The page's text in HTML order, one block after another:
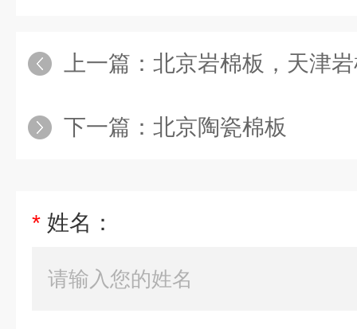
上一篇： 北京岩棉板，天津岩棉板，河北
下一篇： 北京陶瓷棉板
* 姓名：